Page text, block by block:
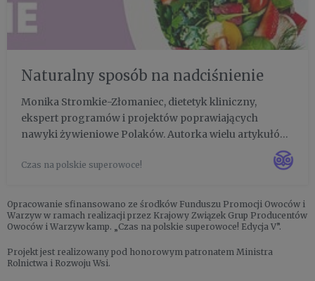
Naturalny sposób na nadciśnienie
Monika Stromkie-Złomaniec, dietetyk kliniczny,
ekspert programów i projektów poprawiających
nawyki żywieniowe Polaków. Autorka wielu artykułów
z zakresu zdrowego odżywiania, współautorka książek.
Prowadzi poradnię dietetyczną „Z kaloriami na pieńku”.
Czas na polskie superowoce!
Opracowanie sfinansowano ze środków Funduszu Promocji Owoców i
Warzyw w ramach realizacji przez Krajowy Związek Grup Producentów
Owoców i Warzyw kamp. „Czas na polskie superowoce! Edycja V”.
Projekt jest realizowany pod honorowym patronatem Ministra
Rolnictwa i Rozwoju Wsi.